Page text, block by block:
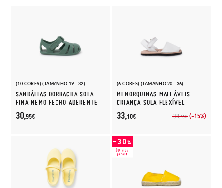
(10 CORES) (TAMANHO 19 - 32)
SANDÁLIAS BORRACHA SOLA
FINA NEMO FECHO ADERENTE
30,95€
(6 CORES) (TAMANHO 20 - 36)
MENORQUINAS MALEÁVEIS
CRIANÇA SOLA FLEXÍVEL
38,95€ (-15%)
33,10€